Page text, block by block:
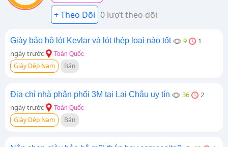
0 lượt theo dõi
Giày bảo hộ lót Kevlar và lót thép loại nào tốt 9
1
ngày trước
Toàn Quốc
Giày Dép Nam Bán
Địa chỉ nhà phân phối 3M tại Lai Châu uy tín 36
2
ngày trước
Toàn Quốc
Giày Dép Nam Bán